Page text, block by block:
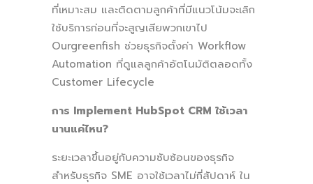
ที่เหมาะสม และติดตามลูกค้าที่มีแนวโน้มจะเลิก
ใช้บริการก่อนที่จะสูญเสียพวกเขาไป
Ourgreenfish ช่วยธุรกิจตั้งค่า Workflow
Automation ที่ดูแลลูกค้าอัตโนมัติตลอดทั้ง
Customer Lifecycle
การ Implement HubSpot CRM ใช้เวลา
นานแค่ไหน?
ระยะเวลาขึ้นอยู่กับความซับซ้อนของธุรกิจ
สำหรับธุรกิจ SME อาจใช้เวลาไม่กี่สัปดาห์ ใน